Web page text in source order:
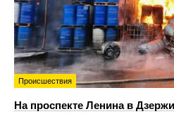
Происшествия
На проспекте Ленина в